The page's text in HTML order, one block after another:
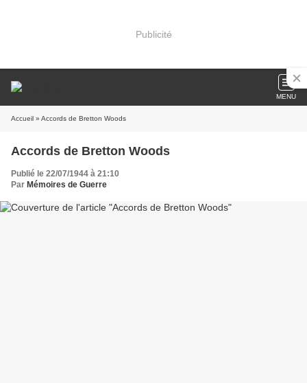
Publicité
MENU
Accueil » Accords de Bretton Woods
Accords de Bretton Woods
Publié le 22/07/1944 à 21:10
Par Mémoires de Guerre